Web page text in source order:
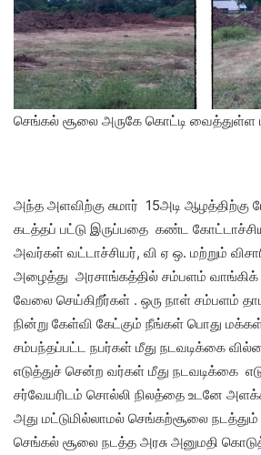
செங்கல் சூலை அருகே கொட்டி
அந்த அளவிற்கு சுமார் 15அடி ஆழத்திற்கு
கடத்தப் பட்டு இருப்பதை கண்ட
அவர்கள் வட்டாச்சியர், வி ஏ ஒ. மற்றும்
அழைத்து அரசாங்கத்தில் சம்பளம்
வேலை செய்கிறீர்கள் . ஒரு நாள் சம்பளம்
நின்று கேள்வி கேட்கும் நீங்கள் பொது
சம்பந்தப்பட்ட நபர்கள் மீது நடவடிக்கை
எடுத்துச் சென்ற வர்கள் மீது நடவடிக்கை
சர்வேயரிடம் சொல்லி நிலத்தை உடனே
அது மட்டுமில்லாமல் செங்கற்சூலை நடத்தும்
செங்கல் சூலை நடத்த அரசு அனுமதி